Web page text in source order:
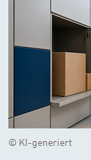
© KI-generiert